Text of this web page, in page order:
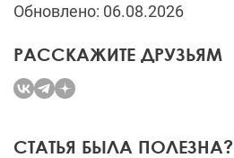
Обновлено: 06.08.2026
РАССКАЖИТЕ ДРУЗЬЯМ
СТАТЬЯ БЫЛА ПОЛЕЗНА?